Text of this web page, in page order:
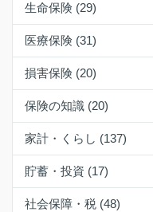
生命保険 (29)
医療保険 (31)
損害保険 (20)
保険の知識 (20)
家計・くらし (137)
貯蓄・投資 (17)
社会保障・税 (48)